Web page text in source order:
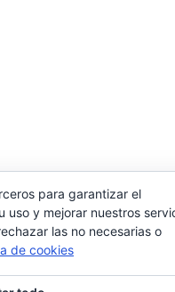
para garantizar el
uso y mejorar nuestros
las no necesarias o
de cookies